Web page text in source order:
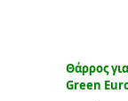
Θάρρος
Green